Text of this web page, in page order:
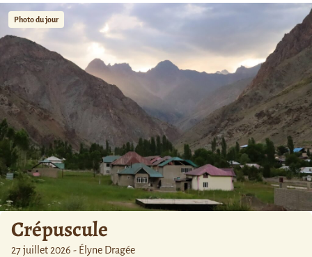
Photo du jour
Crépuscule
27 juillet 2026 - Élyne Dragée